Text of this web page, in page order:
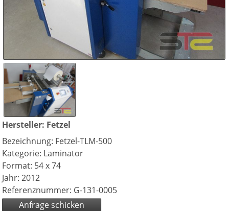
Hersteller: Fetzel
Bezeichnung: Fetzel-TLM-500
Kategorie: Laminator
Format: 54 x 74
Jahr: 2012
Referenznummer: G-131-0005
Anfrage schicken